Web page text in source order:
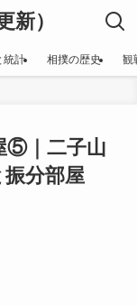
新）
統計 相撲の歴史 観
⑤｜二子山
分部屋